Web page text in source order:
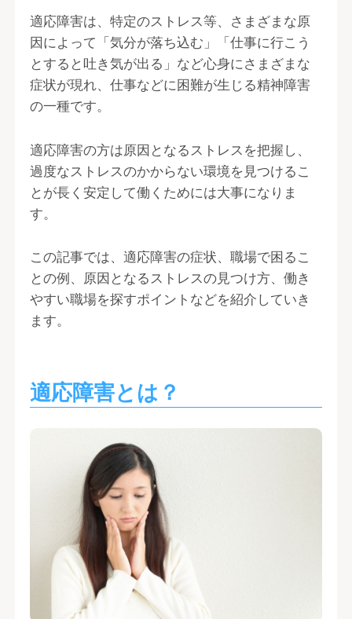
適応障害は、特定のストレス等、さまざまな原
因によって「気分が落ち込む」「仕事に行こう
とすると吐き気が出る」など心身にさまざまな
症状が現れ、仕事などに困難が生じる精神障害
の一種です。
適応障害の方は原因となるストレスを把握し、
過度なストレスのかからない環境を見つけるこ
とが長く安定して働くためには大事になりま
す。
この記事では、適応障害の症状、職場で困るこ
との例、原因となるストレスの見つけ方、働き
やすい職場を探すポイントなどを紹介していき
ます。
適応障害とは？